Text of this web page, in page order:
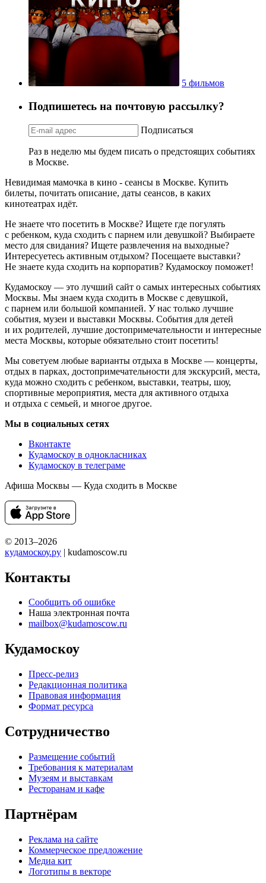
5 фильмов
Подпишетесь на почтовую рассылку?
Подписаться
Раз в неделю мы будем писать о предстоящих событиях
в Москве.
Невидимая мамочка в кино - сеансы в Москве. Купить
билеты, почитать описание, даты сеансов, в каких
кинотеатрах идёт.
Не знаете что посетить в Москве? Ищете где погулять
с ребенком, куда сходить с парнем или девушкой? Выбираете
место для свидания? Ищете развлечения на выходные?
Интересуетесь активным отдыхом? Посещаете выставки?
Не знаете куда сходить на корпоратив? Кудамоскоу поможет!
Кудамоскоу — это лучший сайт о самых интересных событиях
Москвы. Мы знаем куда сходить в Москве с девушкой,
с парнем или большой компанией. У нас только лучшие
события, музеи и выставки Москвы. События для детей
и их родителей, лучшие достопримечательности и интересные
места Москвы, которые обязательно стоит посетить!
Мы советуем любые варианты отдыха в Москве — концерты,
отдых в парках, достопримечательности для экскурсий, места,
куда можно сходить с ребенком, выставки, театры, шоу,
спортивные мероприятия, места для активного отдыха
и отдыха с семьей, и многое другое.
Мы в социальных сетях
Вконтакте
Кудамоскоу в однокласниках
Кудамоскоу в телеграме
Афиша Москвы — Куда сходить в Москве
© 2013–2026
кудамоскоу.ру | kudamoscow.ru
Контакты
Сообщить об ошибке
Наша электронная почта
mailbox@kudamoscow.ru
Кудамоскоу
Пресс-релиз
Редакционная политика
Правовая информация
Формат ресурса
Сотрудничество
Размещение событий
Требования к материалам
Музеям и выставкам
Ресторанам и кафе
Партнёрам
Реклама на сайте
Коммерческое предложение
Медиа кит
Логотипы в векторе